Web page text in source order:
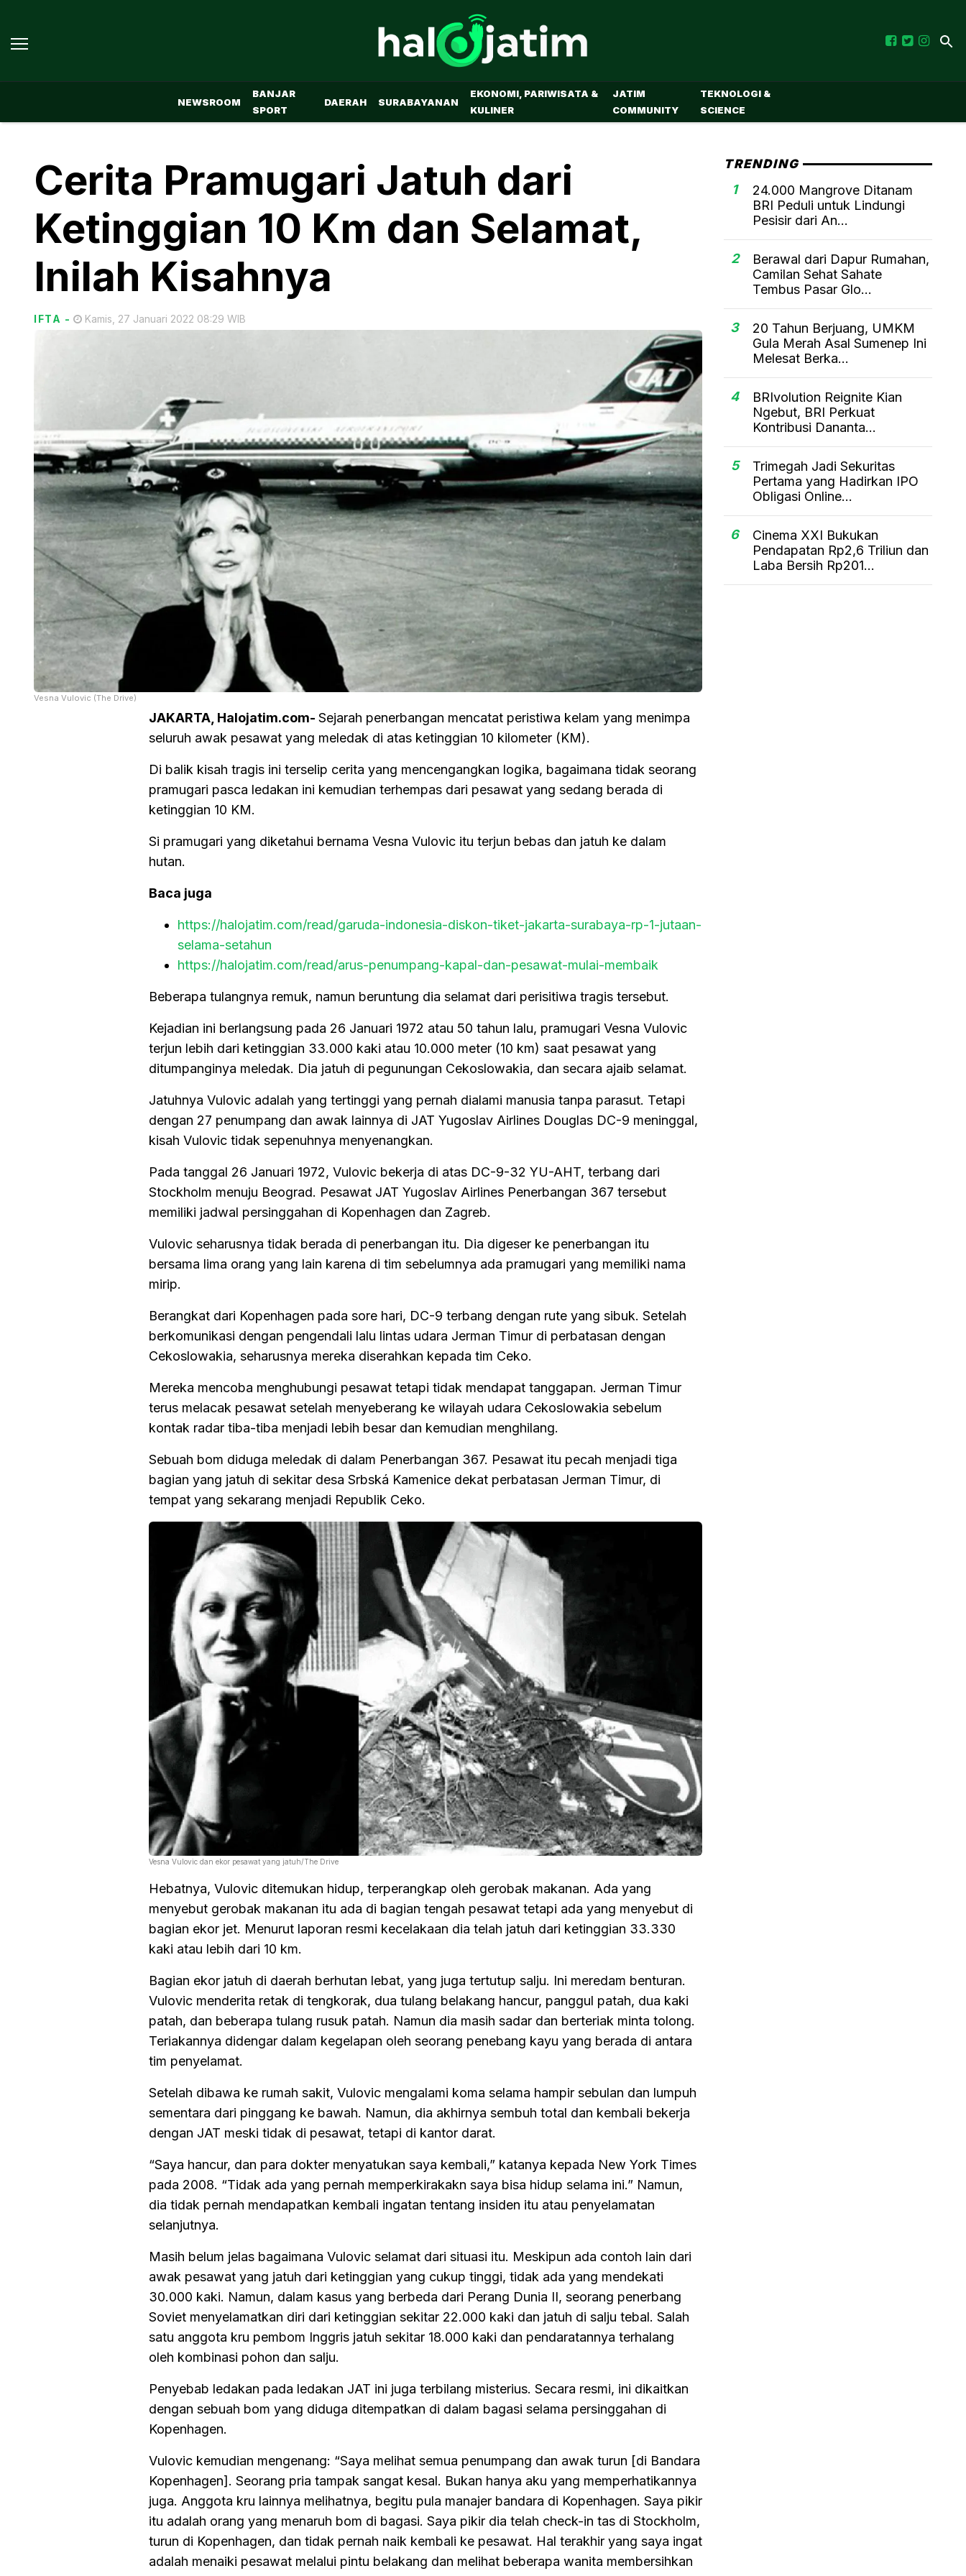
NEWSROOM
BANJAR
SPORT
DAERAH SURABAYANAN
EKONOMI, PARIWISATA &
KULINER
JATIM
COMMUNITY
TEKNOLOGI &
SCIENCE
Cerita Pramugari Jatuh dari
Ketinggian 10 Km dan Selamat,
Inilah Kisahnya
IFTA - Kamis, 27 Januari 2022 08:29 WIB
Vesna Vulovic (The Drive)
JAKARTA, Halojatim.com- Sejarah penerbangan mencatat peristiwa kelam yang menimpa
seluruh awak pesawat yang meledak di atas ketinggian 10 kilometer (KM).
Di balik kisah tragis ini terselip cerita yang mencengangkan logika, bagaimana tidak seorang
pramugari pasca ledakan ini kemudian terhempas dari pesawat yang sedang berada di
ketinggian 10 KM.
Si pramugari yang diketahui bernama Vesna Vulovic itu terjun bebas dan jatuh ke dalam
hutan.
Baca juga
https://halojatim.com/read/garuda-indonesia-diskon-tiket-jakarta-surabaya-rp-1-jutaan-
selama-setahun
https://halojatim.com/read/arus-penumpang-kapal-dan-pesawat-mulai-membaik
Beberapa tulangnya remuk, namun beruntung dia selamat dari perisitiwa tragis tersebut.
Kejadian ini berlangsung pada 26 Januari 1972 atau 50 tahun lalu, pramugari Vesna Vulovic
terjun lebih dari ketinggian 33.000 kaki atau 10.000 meter (10 km) saat pesawat yang
ditumpanginya meledak. Dia jatuh di pegunungan Cekoslowakia, dan secara ajaib selamat.
Jatuhnya Vulovic adalah yang tertinggi yang pernah dialami manusia tanpa parasut. Tetapi
dengan 27 penumpang dan awak lainnya di JAT Yugoslav Airlines Douglas DC-9 meninggal,
kisah Vulovic tidak sepenuhnya menyenangkan.
Pada tanggal 26 Januari 1972, Vulovic bekerja di atas DC-9-32 YU-AHT, terbang dari
Stockholm menuju Beograd. Pesawat JAT Yugoslav Airlines Penerbangan 367 tersebut
memiliki jadwal persinggahan di Kopenhagen dan Zagreb.
Vulovic seharusnya tidak berada di penerbangan itu. Dia digeser ke penerbangan itu
bersama lima orang yang lain karena di tim sebelumnya ada pramugari yang memiliki nama
mirip.
Berangkat dari Kopenhagen pada sore hari, DC-9 terbang dengan rute yang sibuk. Setelah
berkomunikasi dengan pengendali lalu lintas udara Jerman Timur di perbatasan dengan
Cekoslowakia, seharusnya mereka diserahkan kepada tim Ceko.
Mereka mencoba menghubungi pesawat tetapi tidak mendapat tanggapan. Jerman Timur
terus melacak pesawat setelah menyeberang ke wilayah udara Cekoslowakia sebelum
kontak radar tiba-tiba menjadi lebih besar dan kemudian menghilang.
Sebuah bom diduga meledak di dalam Penerbangan 367. Pesawat itu pecah menjadi tiga
bagian yang jatuh di sekitar desa Srbská Kamenice dekat perbatasan Jerman Timur, di
tempat yang sekarang menjadi Republik Ceko.
Vesna Vulovic dan ekor pesawat yang jatuh/The Drive
Hebatnya, Vulovic ditemukan hidup, terperangkap oleh gerobak makanan. Ada yang
menyebut gerobak makanan itu ada di bagian tengah pesawat tetapi ada yang menyebut di
bagian ekor jet. Menurut laporan resmi kecelakaan dia telah jatuh dari ketinggian 33.330
kaki atau lebih dari 10 km.
Bagian ekor jatuh di daerah berhutan lebat, yang juga tertutup salju. Ini meredam benturan.
Vulovic menderita retak di tengkorak, dua tulang belakang hancur, panggul patah, dua kaki
patah, dan beberapa tulang rusuk patah. Namun dia masih sadar dan berteriak minta tolong.
Teriakannya didengar dalam kegelapan oleh seorang penebang kayu yang berada di antara
tim penyelamat.
Setelah dibawa ke rumah sakit, Vulovic mengalami koma selama hampir sebulan dan lumpuh
sementara dari pinggang ke bawah. Namun, dia akhirnya sembuh total dan kembali bekerja
dengan JAT meski tidak di pesawat, tetapi di kantor darat.
“Saya hancur, dan para dokter menyatukan saya kembali,” katanya kepada New York Times
pada 2008. “Tidak ada yang pernah memperkirakakn saya bisa hidup selama ini.” Namun,
dia tidak pernah mendapatkan kembali ingatan tentang insiden itu atau penyelamatan
selanjutnya.
Masih belum jelas bagaimana Vulovic selamat dari situasi itu. Meskipun ada contoh lain dari
awak pesawat yang jatuh dari ketinggian yang cukup tinggi, tidak ada yang mendekati
30.000 kaki. Namun, dalam kasus yang berbeda dari Perang Dunia II, seorang penerbang
Soviet menyelamatkan diri dari ketinggian sekitar 22.000 kaki dan jatuh di salju tebal. Salah
satu anggota kru pembom Inggris jatuh sekitar 18.000 kaki dan pendaratannya terhalang
oleh kombinasi pohon dan salju.
Penyebab ledakan pada ledakan JAT ini juga terbilang misterius. Secara resmi, ini dikaitkan
dengan sebuah bom yang diduga ditempatkan di dalam bagasi selama persinggahan di
Kopenhagen.
Vulovic kemudian mengenang: “Saya melihat semua penumpang dan awak turun [di Bandara
Kopenhagen]. Seorang pria tampak sangat kesal. Bukan hanya aku yang memperhatikannya
juga. Anggota kru lainnya melihatnya, begitu pula manajer bandara di Kopenhagen. Saya pikir
itu adalah orang yang menaruh bom di bagasi. Saya pikir dia telah check-in tas di Stockholm,
turun di Kopenhagen, dan tidak pernah naik kembali ke pesawat. Hal terakhir yang saya ingat
adalah menaiki pesawat melalui pintu belakang dan melihat beberapa wanita membersihkan
TRENDING
1
24.000 Mangrove Ditanam
BRI Peduli untuk Lindungi
Pesisir dari An...
2
Berawal dari Dapur Rumahan,
Camilan Sehat Sahate
Tembus Pasar Glo...
3
20 Tahun Berjuang, UMKM
Gula Merah Asal Sumenep Ini
Melesat Berka...
4
BRIvolution Reignite Kian
Ngebut, BRI Perkuat
Kontribusi Dananta...
5
Trimegah Jadi Sekuritas
Pertama yang Hadirkan IPO
Obligasi Online...
6
Cinema XXI Bukukan
Pendapatan Rp2,6 Triliun dan
Laba Bersih Rp201...